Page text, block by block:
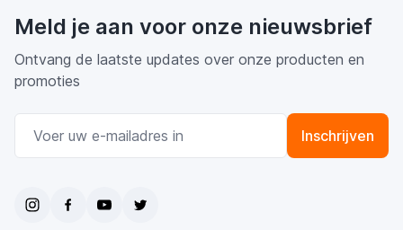
Meld je aan voor onze nieuwsbrief
Ontvang de laatste updates over onze producten en
promoties
Inschrijven